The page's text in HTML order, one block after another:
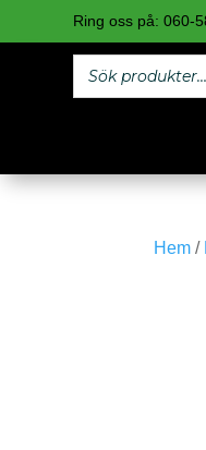
Ring oss på:060-
Hem /